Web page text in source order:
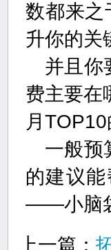
数都来之
升你的关
并且你
费主要在
月
一般预
的建议
——小脑
上一篇：